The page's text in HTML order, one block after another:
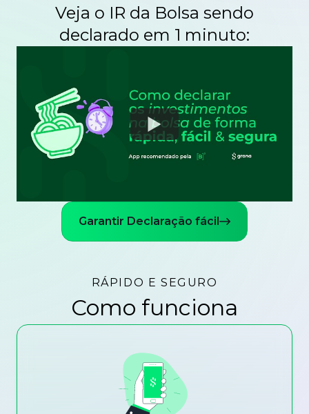
Veja o IR da Bolsa sendo
declarado em 1 minuto:
Watch
Garantir Declaração fácil
RÁPIDO E SEGURO
Como funciona